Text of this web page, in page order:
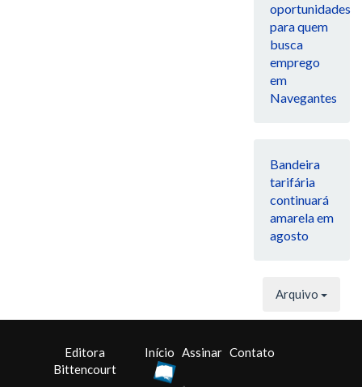
oportunidades
para quem
busca
emprego
em
Navegantes
Bandeira
tarifária
continuará
amarela em
agosto
Arquivo
Editora
Bittencourt
Início Assinar Contato